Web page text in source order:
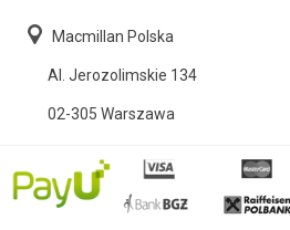
Macmillan Polska
Al. Jerozolimskie 134
02-305 Warszawa